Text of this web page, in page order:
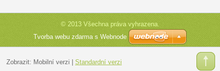
© 2013 Všechna práva vyhrazena.
Tvorba webu zdarma s Webnode
Zobrazit: Mobilní verzi Standardní verzi